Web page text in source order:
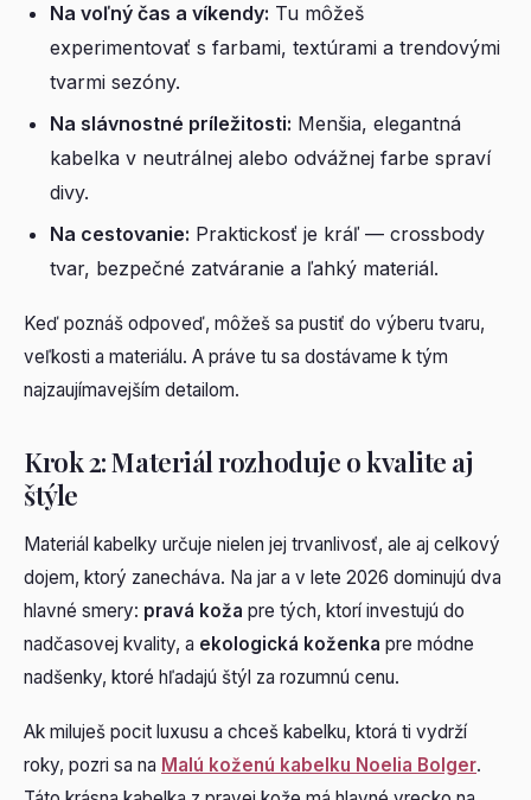
Na voľný čas a víkendy: Tu môžeš
experimentovať s farbami, textúrami a trendovými
tvarmi sezóny.
Na slávnostné príležitosti: Menšia, elegantná
kabelka v neutrálnej alebo odvážnej farbe spraví
divy.
Na cestovanie: Praktickosť je kráľ — crossbody
tvar, bezpečné zatváranie a ľahký materiál.
Keď poznáš odpoveď, môžeš sa pustiť do výberu tvaru,
veľkosti a materiálu. A práve tu sa dostávame k tým
najzaujímavejším detailom.
Krok 2: Materiál rozhoduje o kvalite aj
štýle
Materiál kabelky určuje nielen jej trvanlivosť, ale aj celkový
dojem, ktorý zanecháva. Na jar a v lete 2026 dominujú dva
hlavné smery: pravá koža pre tých, ktorí investujú do
nadčasovej kvality, a ekologická koženka pre módne
nadšenky, ktoré hľadajú štýl za rozumnú cenu.
Ak miluješ pocit luxusu a chceš kabelku, ktorá ti vydrží
roky, pozri sa na Malú koženú kabelku Noelia Bolger.